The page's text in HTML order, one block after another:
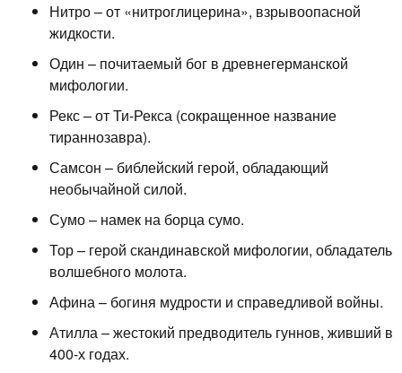
Нитро – от «нитроглицерина», взрывоопасной
жидкости.
Один – почитаемый бог в древнегерманской
мифологии.
Рекс – от Ти-Рекса (сокращенное название
тираннозавра).
Самсон – библейский герой, обладающий
необычайной силой.
Сумо – намек на борца сумо.
Тор – герой скандинавской мифологии, обладатель
волшебного молота.
Афина – богиня мудрости и справедливой войны.
Атилла – жестокий предводитель гуннов, живший в
400-х годах.